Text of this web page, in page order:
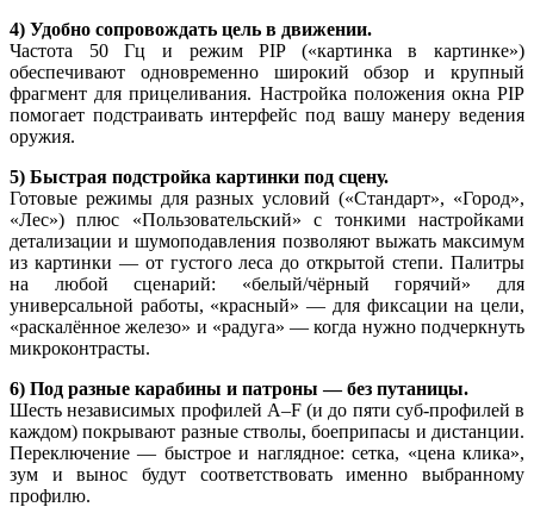
4) Удобно сопровождать цель в движении.
Частота 50 Гц и режим PIP («картинка в картинке»)
обеспечивают одновременно широкий обзор и крупный
фрагмент для прицеливания. Настройка положения окна PIP
помогает подстраивать интерфейс под вашу манеру ведения
оружия.
5) Быстрая подстройка картинки под сцену.
Готовые режимы для разных условий («Стандарт», «Город»,
«Лес») плюс «Пользовательский» с тонкими настройками
детализации и шумоподавления позволяют выжать максимум
из картинки — от густого леса до открытой степи. Палитры
на любой сценарий: «белый/чёрный горячий» для
универсальной работы, «красный» — для фиксации на цели,
«раскалённое железо» и «радуга» — когда нужно подчеркнуть
микроконтрасты.
6) Под разные карабины и патроны — без путаницы.
Шесть независимых профилей A–F (и до пяти суб-профилей в
каждом) покрывают разные стволы, боеприпасы и дистанции.
Переключение — быстрое и наглядное: сетка, «цена клика»,
зум и вынос будут соответствовать именно выбранному
профилю.